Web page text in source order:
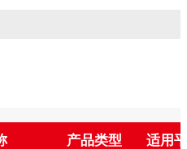
产品类型 适用